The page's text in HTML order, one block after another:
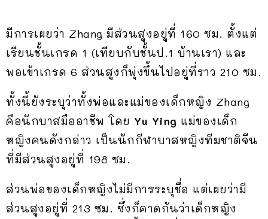
มีการเผยว่า Zhang มีส่วนสูงอยู่ที่ 160 ซม. ตั้งแต่
เรียนชั้นเกรด 1 (เทียบกับชั้นป.1 บ้านเรา) และ
พอเข้าเกรด 6 ส่วนสูงก็พุ่งขึ้นไปอยู่ที่ราว 210 ซม.
ทั้งนี้ยังระบุว่าทั้งพ่อและแม่ของเด็กหญิง Zhang
คือนักบาสมืออาชีพ โดย Yu Ying แม่ของเด็ก
หญิงคนดังกล่าว เป็นนักกีฬาบาสหญิงทีมชาติจีน
ที่มีส่วนสูงอยู่ที่ 198 ซม.
ส่วนพ่อของเด็กหญิงไม่มีการระบุชื่อ แต่เผยว่ามี
ส่วนสูงอยู่ที่ 213 ซม. ซึ่งก็คาดกันว่าเด็กหญิง